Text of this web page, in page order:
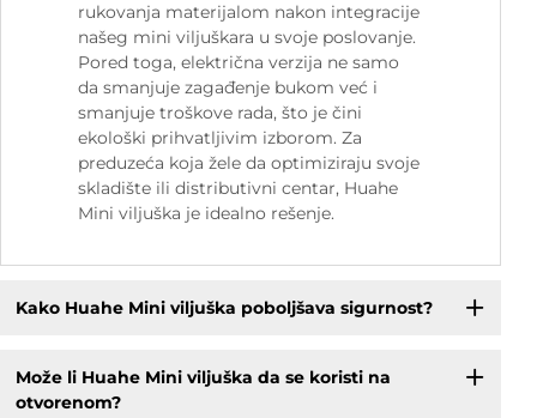
rukovanja materijalom nakon integracije
našeg mini viljuškara u svoje poslovanje.
Pored toga, električna verzija ne samo
da smanjuje zagađenje bukom već i
smanjuje troškove rada, što je čini
ekološki prihvatljivim izborom. Za
preduzeća koja žele da optimiziraju svoje
skladište ili distributivni centar, Huahe
Mini viljuška je idealno rešenje.
Kako Huahe Mini viljuška poboljšava sigurnost?
Može li Huahe Mini viljuška da se koristi na
otvorenom?